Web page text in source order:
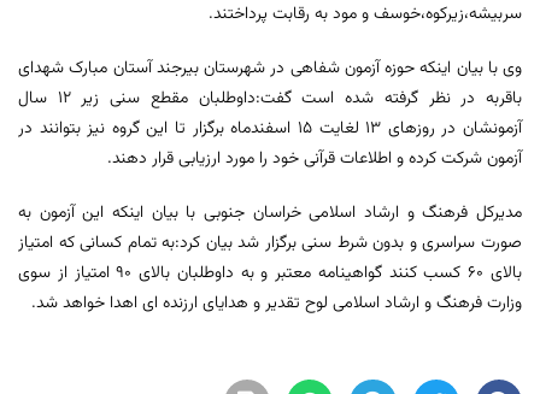
سربیشه،زیرکوه،خوسف و مود به رقابت پرداختند.
وی با بیان اینکه حوزه آزمون شفاهی در شهرستان بیرجند آستان مبارک شهدای
باقربه در نظر گرفته شده است گفت:داوطلبان مقطع سنی زیر ١٢ سال
آزمونشان در روزهای ١٣ لغایت ١٥ اسفندماه برگزار تا این گروه نیز بتوانند در
آزمون شرکت کرده و اطلاعات قرآنی خود را مورد ارزیابی قرار دهند.
مدیرکل فرهنگ و ارشاد اسلامی خراسان جنوبی با بیان اینکه این آزمون به
صورت سراسری و بدون شرط سنی برگزار شد بیان کرد:به تمام کسانی که امتیاز
بالای ٦٠ کسب کنند گواهینامه معتبر و به داوطلبان بالای ٩٠ امتیاز از سوی
وزارت فرهنگ و ارشاد اسلامی لوح تقدیر و هدایای ارزنده ای اهدا خواهد شد.